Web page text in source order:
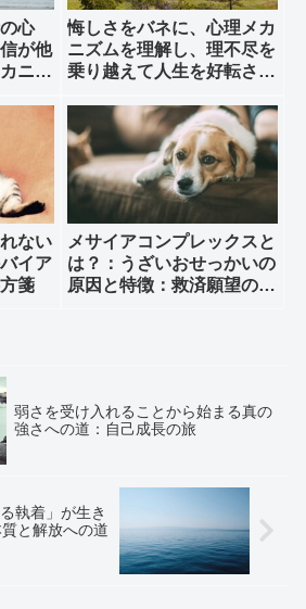
心
が他
ニズ
悔しさをバネに、心理メカ
ニズムを理解し、理不尽を
乗り越えて人生を好転させ
ない
イア
箋
メサイアコンプレックスと
は？：うざいおせっかいの
原因と特徴：救済願望の裏
弱さを受け入れることから始まる真の
強さへの道：自己成長の旅
執着」が生き
と解放への道